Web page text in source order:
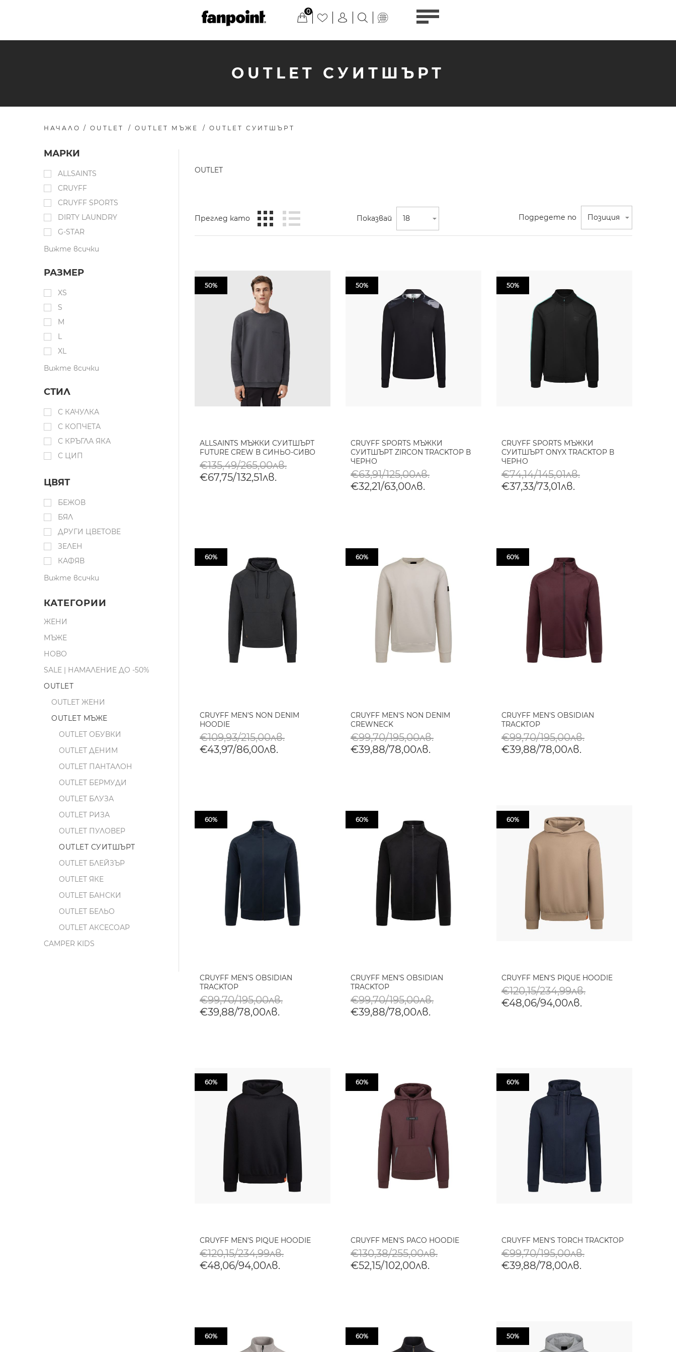
0
OUTLET СУИТШЪРТ
НАЧАЛО / OUTLET / OUTLET МЪЖЕ / OUTLET СУИТШЪРТ
OUTLET
Преглед като Подредете по Позиция
Показвай 18
50%
ALLSAINTS МЪЖКИ СУИТШЪРТ
FUTURE CREW В СИНЬО-СИВО
€135,49/265,00лв.
€67,75/132,51лв.
50%
CRUYFF SPORTS МЪЖКИ
СУИТШЪРТ ZIRCON TRACKTOP В
ЧЕРНО
€63,91/125,00лв.
€32,21/63,00лв.
50%
CRUYFF SPORTS МЪЖКИ
СУИТШЪРТ ONYX TRACKTOP В
ЧЕРНО
€74,14/145,01лв.
€37,33/73,01лв.
60%
CRUYFF MEN'S NON DENIM
HOODIE
€109,93/215,00лв.
€43,97/86,00лв.
60%
CRUYFF MEN'S NON DENIM
CREWNECK
€99,70/195,00лв.
€39,88/78,00лв.
60%
CRUYFF MEN'S OBSIDIAN
TRACKTOP
€99,70/195,00лв.
€39,88/78,00лв.
60%
CRUYFF MEN'S OBSIDIAN
TRACKTOP
€99,70/195,00лв.
€39,88/78,00лв.
60%
CRUYFF MEN'S OBSIDIAN
TRACKTOP
€99,70/195,00лв.
€39,88/78,00лв.
60%
CRUYFF MEN'S PIQUE HOODIE
€120,15/234,99лв.
€48,06/94,00лв.
60%
CRUYFF MEN'S PIQUE HOODIE
€120,15/234,99лв.
€48,06/94,00лв.
60%
CRUYFF MEN'S PACO HOODIE
€130,38/255,00лв.
€52,15/102,00лв.
60%
CRUYFF MEN'S TORCH TRACKTOP
€99,70/195,00лв.
€39,88/78,00лв.
60% 60% 50%
МАРКИ
ALLSAINTS
CRUYFF
CRUYFF SPORTS
DIRTY LAUNDRY
G-STAR
Вижте всички
РАЗМЕР
XS
S
M
L
XL
Вижте всички
СТИЛ
С КАЧУЛКА
С КОПЧЕТА
С КРЪГЛА ЯКА
С ЦИП
ЦВЯТ
БЕЖОВ
БЯЛ
ДРУГИ ЦВЕТОВЕ
ЗЕЛЕН
КАФЯВ
Вижте всички
КАТЕГОРИИ
ЖЕНИ
МЪЖЕ
НОВО
SALE | НАМАЛЕНИЕ ДО -50%
OUTLET
OUTLET ЖЕНИ
OUTLET МЪЖЕ
OUTLET ОБУВКИ
OUTLET ДЕНИМ
OUTLET ПАНТАЛОН
OUTLET БЕРМУДИ
OUTLET БЛУЗА
OUTLET РИЗА
OUTLET ПУЛОВЕР
OUTLET СУИТШЪРТ
OUTLET БЛЕЙЗЪР
OUTLET ЯКЕ
OUTLET БАНСКИ
OUTLET БЕЛЬО
OUTLET АКСЕСОАР
CAMPER KIDS